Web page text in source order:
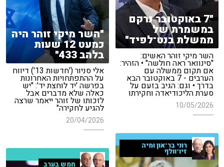
"7 באוקטובר נרקם
במשמרת של
ממשלת בנט־לפיד"
השר מיקי זוהר האשים:
"סינוואר ראה חולשה" • הזהיר:
אם תקום ממשלה עם
הערבים - 7 באוקטובר הבא
בדרך • וגם: הגיב בזעם על
סערת הליכודיאדה וחקירתו
10/05/2026
"השר מיקי זוהר היה
כמעט 12 שעות
בלהב 433"
אלי סניור ('חדשות 13') דיווח
על ההתפתחויות האחרונות
בפרשה 'יד לוחצת יד': "יש
כאלה שלא מדברים אבל
לזכותו של זוהר ייאמר שרצה
להגיע לחקירה"
20/04/2026
רוני בר־און ומיה
זיו־וולף
חמש בערב